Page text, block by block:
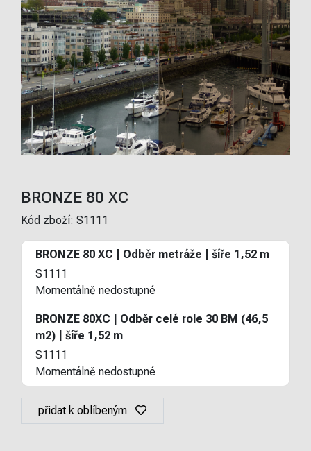
BRONZE 80 XC
Kód zboží: S1111
BRONZE 80 XC | Odběr metráže | šíře 1,52 m
S1111
Momentálně nedostupné
BRONZE 80XC | Odběr celé role 30 BM (46,5
m2) | šíře 1,52 m
S1111
Momentálně nedostupné
přidat k oblíbeným